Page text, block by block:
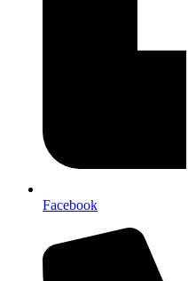
Facebook